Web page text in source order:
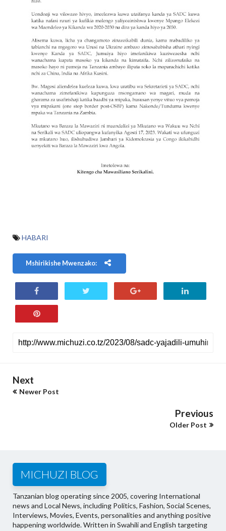
HABARI
Mshirikishe Mwenzako:
Next
Newer Post
Previous
Older Post
MICHUZI BLOG
Tanzanian blog operating since 2005, covering International
news and Local News, including Politics, Fashion, Social Scenes,
Interviews, Movies, Events, personalities and anything positive
happening worldwide. Written in Swahili and English targeting